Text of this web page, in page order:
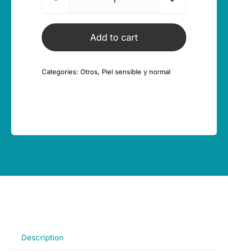
Leche
facial
e
Add to cart
Categories:Otros, Piel sensible y normal
Description